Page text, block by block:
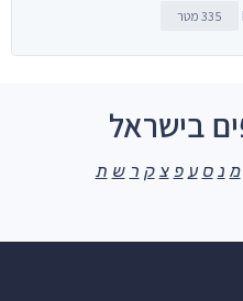
335 מטר
בישראל
מ נ ס ע פ צ ק ר ש ת